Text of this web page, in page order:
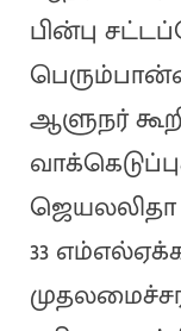
பின்பு
ஆளுநர்
ஜெயலலிதா
33